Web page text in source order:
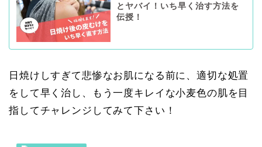
とヤバイ！いち早く治す方法を
伝授！
日焼けしすぎて悲惨なお肌になる前に、適切な処置
をして早く治し、もう一度キレイな小麦色の肌を目
指してチャレンジしてみて下さい！